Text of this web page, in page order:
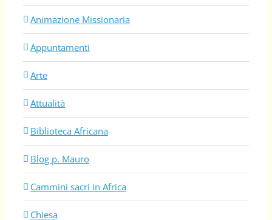
Animazione Missionaria
Appuntamenti
Arte
Attualità
Biblioteca Africana
Blog p. Mauro
Cammini sacri in Africa
Chiesa